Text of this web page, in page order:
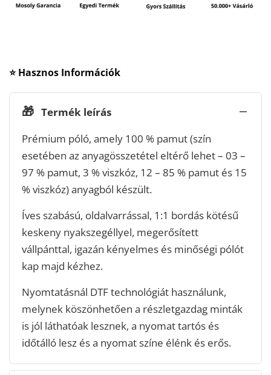
⭐ Hasznos Információk
🎁 Termék leírás
Prémium póló, amely 100 % pamut (szín
esetében az anyagösszetétel eltérő lehet – 03 –
97 % pamut, 3 % viszkóz, 12 – 85 % pamut és 15
% viszkóz) anyagból készült.
Íves szabású, oldalvarrással, 1:1 bordás kötésű
keskeny nyakszegéllyel, megerősített
vállpánttal, igazán kényelmes és minőségi pólót
kap majd kézhez.
Nyomtatásnál DTF technológiát használunk,
melynek köszönhetően a részletgazdag minták
is jól láthatóak lesznek, a nyomat tartós és
időtálló lesz és a nyomat színe élénk és erős.